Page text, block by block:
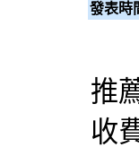
發表時
推
收